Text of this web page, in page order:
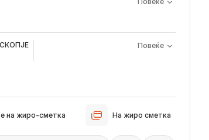
СКОПЈЕ
Повеќе
периодот од моментот кога е направена
за верификација што го добивате
пристигнува во временскиот рок наведен
е-пошта за локацијата на вашата нарачка,
магацин и кога ќе биде испорачана до
да се одложи за околу 2 дена.
на жиро-сметка На жиро сметка